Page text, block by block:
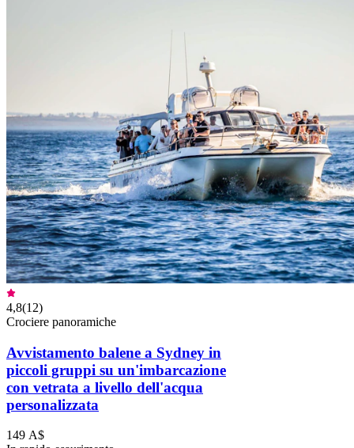
4,8(12)
Crociere panoramiche
Avvistamento balene a Sydney in
piccoli gruppi su un'imbarcazione
con vetrata a livello dell'acqua
personalizzata
149 A$